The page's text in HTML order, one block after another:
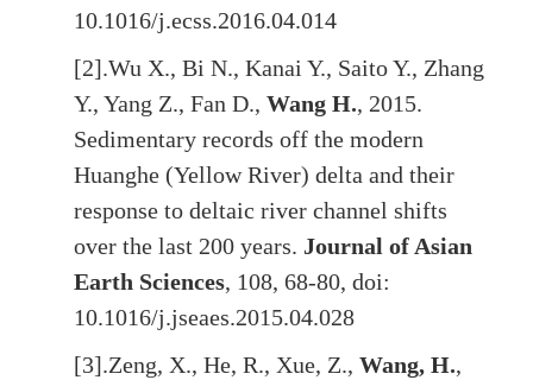
10.1016/j.ecss.2016.04.014
[2].Wu X., Bi N., Kanai Y., Saito Y., Zhang
Y., Yang Z., Fan D.,Wang H., 2015.
Sedimentary records off the modern
Huanghe (Yellow River) delta and their
response to deltaic river channel shifts
over the last 200 years. Journal of Asian
Earth Sciences, 108, 68-80, doi:
10.1016/j.jseaes.2015.04.028
[3].Zeng, X., He, R., Xue, Z.,Wang, H.,